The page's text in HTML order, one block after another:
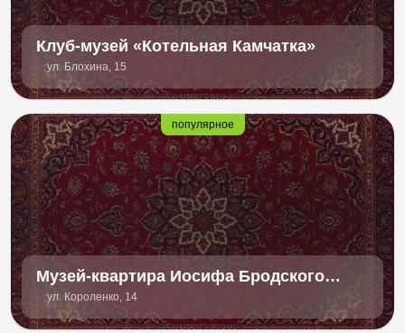
Клуб-музей «Котельная Камчатка»
ул. Блохина, 15
популярное
Музей-квартира Иосифа Бродского
«Полторы комнаты»
ул. Короленко, 14